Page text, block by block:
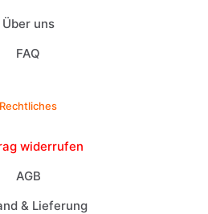
Über uns
FAQ
Rechtliches
widerrufen
AGB
& Lieferung